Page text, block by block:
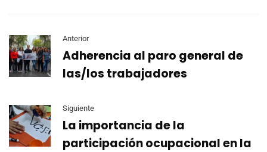
Anterior
Adherencia al paro general de
las/los trabajadores
Siguiente
La importancia de la
participación ocupacional en la